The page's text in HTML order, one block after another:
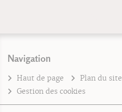
Navigation
Haut de page Plan du site
Gestion des cookies